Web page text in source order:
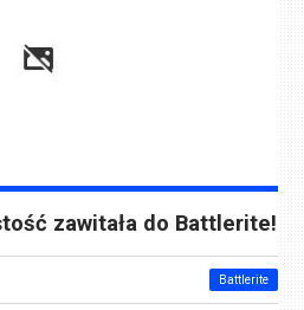
zawitała do Battlerite!
Battlerite